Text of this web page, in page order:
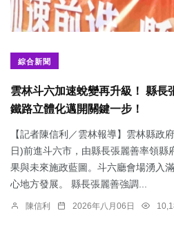
綜合新聞
雲林斗六加速蛻變再升級！ 縣長
鐵路立體化邁開關鍵一步！
【記者陳信利／雲林報導】雲林縣政
日)前進斗六市，由縣長張麗善率領縣
果與未來施政藍圖。斗六廳會場湧入
心地方發展。 縣長張麗善強調...
陳信利 2026年八月06日